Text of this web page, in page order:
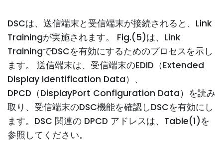
DSCは、送信端末と受信端末が接続されると、Link
Trainingが実施されます。 Fig.(5)は、Link
TrainingでDSCを有効にするためのプロセスを示し
ます。 送信端末は、受信端末のEDID（Extended
Display Identification Data）、
DPCD（DisplayPort Configuration Data）を読み
取り、受信端末のDSC機能を確認しDSCを有効にし
ます。DSC 関連の DPCD アドレスは、Table(1)を
参照してください。